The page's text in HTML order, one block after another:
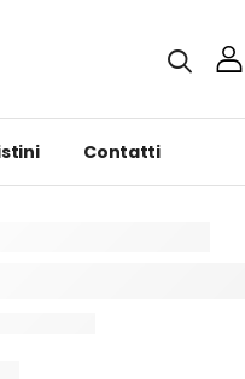
Contatti